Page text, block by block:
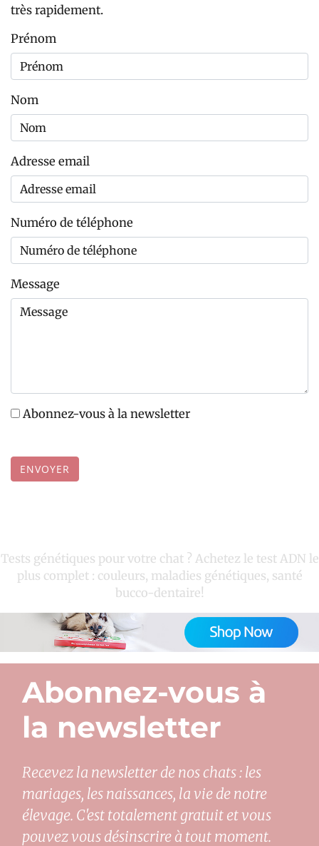
très rapidement.
Prénom
Nom
Adresse email
Numéro de téléphone
Message
Abonnez-vous à la newsletter
ENVOYER
Tests génétiques pour votre chat ? Achetez le test ADN le
plus complet : couleurs, maladies génétiques, santé
bucco-dentaire!
Abonnez-vous à
la newsletter
Recevez la newsletter de nos chats : les
mariages, les naissances, la vie de notre
élevage. C'est totalement gratuit et vous
pouvez vous désinscrire à tout moment.